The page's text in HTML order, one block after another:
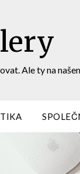
Ale ty na